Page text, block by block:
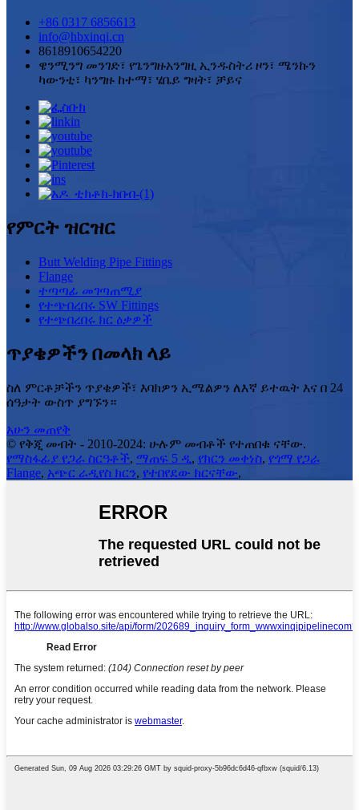
+86 0317 6856613
info@hbxinqi.cn
8618910654220
ዌንሚንግ መንገድ፣ የጌንግዙአንግዚ ኢንዱስትሪ ዞን፣ ሜንኩን
ካውንቲ፣ ካንግዙ ከተማ፣ ሄቤይ ግዛት፣ ቻይና
የምርት ዝርዝር
Butt Welding Pipe Fittings
Flange
ተጣጣፊ መገጣጠሚያ
የተጭበረበሩ SW Fittings
የተጭበረበሩ ክር ዕቃዎች
ጥያቄዎችን በመላክ ላይ
ስለ ምርቶቻችን ጥያቄዎች፣ እባክዎን ኢሜልዎን ለእኛ ይተዉት እና በ 24
ሰዓታት ውስጥ ያግኙን።
አሁን መጠየቅ
© የቅጂ መብት - 2010-2024: ሁሉም መብቶች የተጠበቁ ናቸው.
የማስፋፊያ የጋራ ስርዓቶች, ማጠፍ 5 ዲ, የክርን መቀነስ, የጎማ የጋራ
Flange, አጭር ራዲየስ ክርን, የተበየደው ክርናቸው,